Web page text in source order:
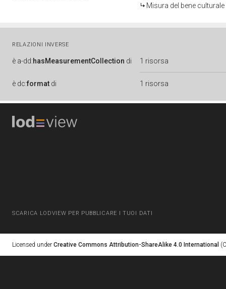
Misura del bene
RELAZIONI INVERSE
è a-dd:hasMeasurementCollection di 1 risorsa
è dc:format di 1 risorsa
SCARICA LODVIEW PER PUBBLICARE I TUOI DATI
Licensed under Creative Commons Attribution-ShareAlike 4.0 International